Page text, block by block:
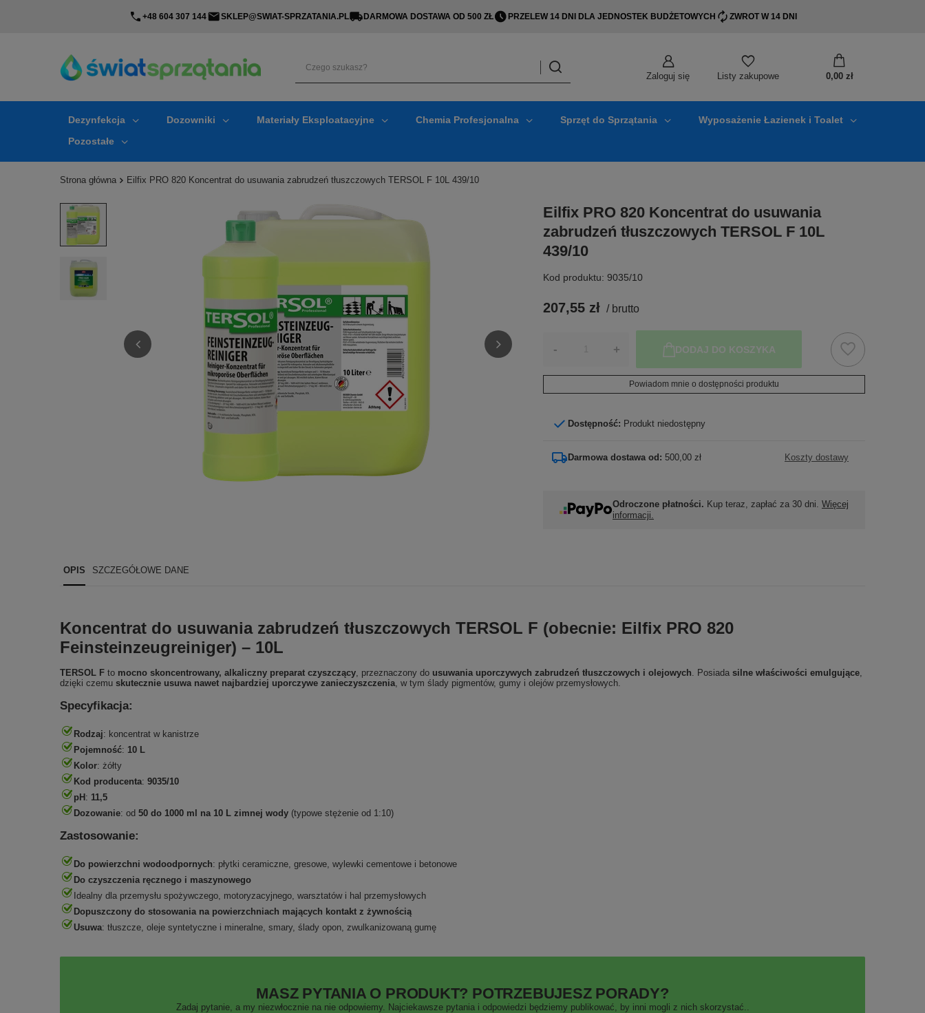
+48 604 307 144 SKLEP@SWIAT-SPRZATANIA.PL DARMOWA DOSTAWA OD 500 ZŁ PRZELEW 14 DNI DLA JEDNOSTEK BUDŻETOWYCH ZWROT W 14 DNI
Zaloguj się Listy zakupowe 0,00 zł
Dezynfekcja Dozowniki Materiały Eksploatacyjne Chemia Profesjonalna Sprzęt do Sprzątania
Wyposażenie Łazienek i Toalet
Pozostałe
Strona główna Eilfix PRO 820 Koncentrat do usuwania zabrudzeń tłuszczowych TERSOL F 10L 439/10
Eilfix PRO 820 Koncentrat do usuwania
zabrudzeń tłuszczowych TERSOL F 10L
439/10
Kod produktu: 9035/10
207,55 zł / brutto
- + DODAJ DO KOSZYKA
Powiadom mnie o dostępności produktu
Dostępność: Produkt niedostępny
Darmowa dostawa od: 500,00 zł Koszty dostawy
Odroczone płatności. Kup teraz, zapłać za 30 dni. Więcej
informacji.
OPIS SZCZEGÓŁOWE DANE
Koncentrat do usuwania zabrudzeń tłuszczowych TERSOL F (obecnie: Eilfix PRO 820
Feinsteinzeugreiniger) – 10L
TERSOL F to mocno skoncentrowany, alkaliczny preparat czyszczący, przeznaczony do usuwania uporczywych zabrudzeń tłuszczowych i olejowych. Posiada silne właściwości emulgujące,
dzięki czemu skutecznie usuwa nawet najbardziej uporczywe zanieczyszczenia, w tym ślady pigmentów, gumy i olejów przemysłowych.
Specyfikacja:
Rodzaj: koncentrat w kanistrze
Pojemność: 10 L
Kolor: żółty
Kod producenta: 9035/10
pH : 11,5
Dozowanie: od 50 do 1000 ml na 10 L zimnej wody (typowe stężenie od 1:10)
Zastosowanie:
Do powierzchni wodoodpornych: płytki ceramiczne, gresowe, wylewki cementowe i betonowe
Do czyszczenia ręcznego i maszynowego
Idealny dla przemysłu spożywczego, motoryzacyjnego, warsztatów i hal przemysłowych
Dopuszczony do stosowania na powierzchniach mających kontakt z żywnością
Usuwa: tłuszcze, oleje syntetyczne i mineralne, smary, ślady opon, zwulkanizowaną gumę
MASZ PYTANIA O PRODUKT? POTRZEBUJESZ PORADY?
Zadaj pytanie, a my niezwłocznie na nie odpowiemy. Najciekawsze pytania i odpowiedzi będziemy publikować, by inni mogli z nich skorzystać..